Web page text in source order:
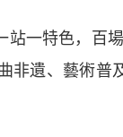
一特色，百
非遺、藝術普